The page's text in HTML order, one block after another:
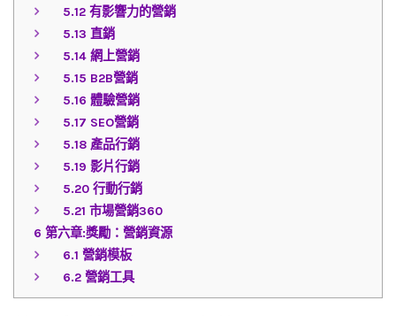
5.12 有影響力的營銷
5.13 直銷
5.14 網上營銷
5.15 B2B營銷
5.16 體驗營銷
5.17 SEO營銷
5.18 產品行銷
5.19 影片行銷
5.20 行動行銷
5.21 市場營銷360
6 第六章:獎勵：營銷資源
6.1 營銷模板
6.2 營銷工具